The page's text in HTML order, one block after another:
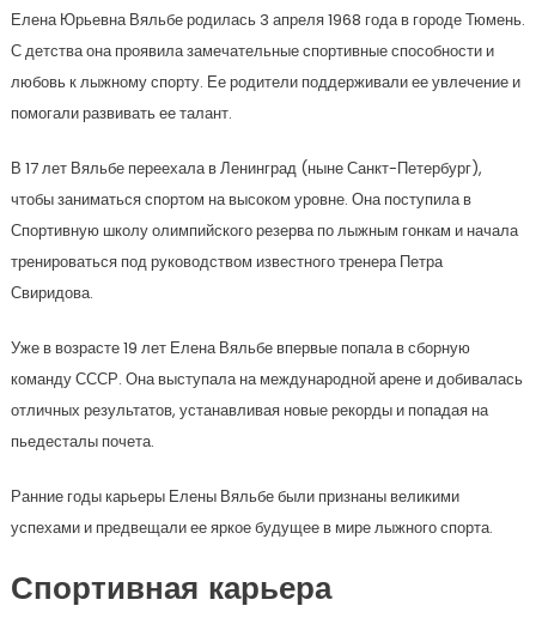
Елена Юрьевна Вяльбе родилась 3 апреля 1968 года в городе Тюмень.
С детства она проявила замечательные спортивные способности и
любовь к лыжному спорту. Ее родители поддерживали ее увлечение и
помогали развивать ее талант.
В 17 лет Вяльбе переехала в Ленинград (ныне Санкт-Петербург),
чтобы заниматься спортом на высоком уровне. Она поступила в
Спортивную школу олимпийского резерва по лыжным гонкам и начала
тренироваться под руководством известного тренера Петра
Свиридова.
Уже в возрасте 19 лет Елена Вяльбе впервые попала в сборную
команду СССР. Она выступала на международной арене и добивалась
отличных результатов, устанавливая новые рекорды и попадая на
пьедесталы почета.
Ранние годы карьеры Елены Вяльбе были признаны великими
успехами и предвещали ее яркое будущее в мире лыжного спорта.
Спортивная карьера